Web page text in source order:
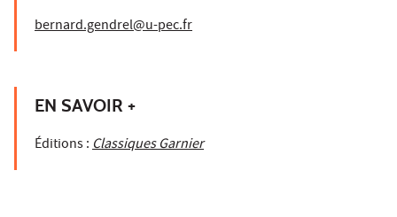
bernard.gendrel@u-pec.fr
EN SAVOIR +
Éditions :Classiques Garnier